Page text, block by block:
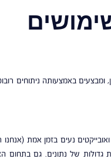
באמצעותה ניתוחים
נעים בזמן אמת
גדולות של נתונים. גם